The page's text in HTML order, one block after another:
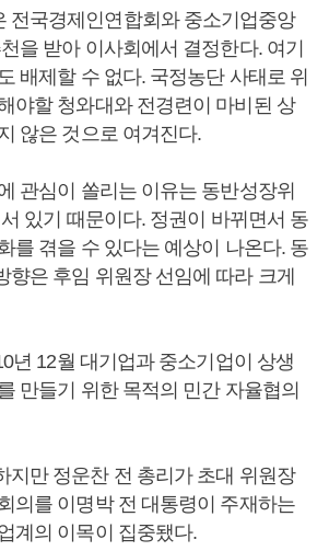
전국경제인연합회와 중소기업중앙
을 받아 이사회에서 결정한다. 여기
배제할 수 없다. 국정농단 사태로 위
야할 청와대와 전경련이 마비된 상
않은 것으로 여겨진다.
관심이 쏠리는 이유는 동반성장위
있기 때문이다. 정권이 바뀌면서 동
를 겪을 수 있다는 예상이 나온다. 동
향은 후임 위원장 선임에 따라 크게
년 12월 대기업과 중소기업이 상생
만들기 위한 목적의 민간 자율협의
지만 정운찬 전 총리가 초대 위원장
의를 이명박 전 대통령이 주재하는
계의 이목이 집중됐다.